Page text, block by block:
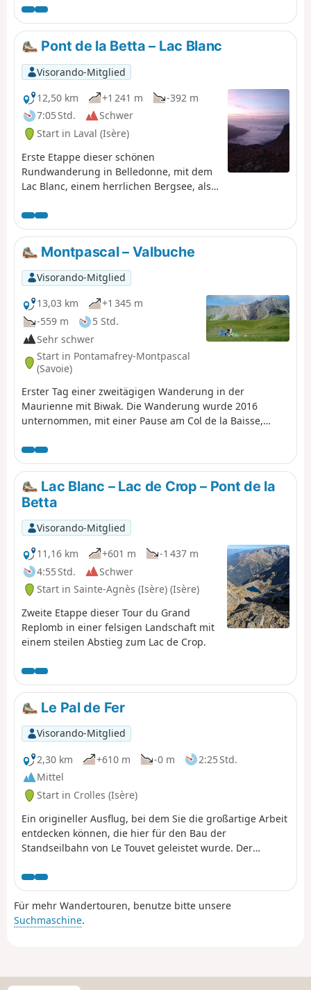
Pont de la Betta – Lac Blanc
Visorando-Mitglied
12,50 km
+1 241 m
-392 m
7:05 Std.
Schwer
Start in Laval (Isère)
Erste Etappe dieser schönen
Rundwanderung in Belledonne, mit dem
Lac Blanc, einem herrlichen Bergsee, als
Montpascal – Valbuche
Visorando-Mitglied
13,03 km
+1 345 m
-559 m
5 Std.
Sehr schwer
Start in Pontamafrey-Montpascal
(Savoie)
Erster Tag einer zweitägigen Wanderung in der
Maurienne mit Biwak. Die Wanderung wurde 2016
unternommen, mit einer Pause am Col de la Baisse,
einer letzten am Chalet du Tovet. Anmerkung: Die
angezeigte Route stammt von meiner GPS-Uhr, die ich
nie angehalten habe, was die Schleifen an einigen
Stellen erklärt.
Lac Blanc – Lac de Crop – Pont de la
Betta
Visorando-Mitglied
11,16 km
+601 m
-1 437 m
4:55 Std.
Schwer
Start in Sainte-Agnès (Isère) (Isère)
Zweite Etappe dieser Tour du Grand
Replomb in einer felsigen Landschaft mit
einem steilen Abstieg zum Lac de Crop.
Le Pal de Fer
Visorando-Mitglied
2,30 km
+610 m -0 m
2:25 Std.
Mittel
Start in Crolles (Isère)
Ein origineller Ausflug, bei dem Sie die großartige Arbeit
entdecken können, die hier für den Bau der
Standseilbahn von Le Touvet geleistet wurde. Der
schonen, mit der Standseilbahn. (Achtung): Diese Route
ist derzeit gesperrt, siehe Erläuterungen hier
(Anmerkung eines Wanderers) vom 18. Juni 2023: kleiner
schwieriger Abschnitt: die Überquerung der Geröllhalde,
Für mehr Wandertouren, benutze bitte unsere
Suchmaschine.